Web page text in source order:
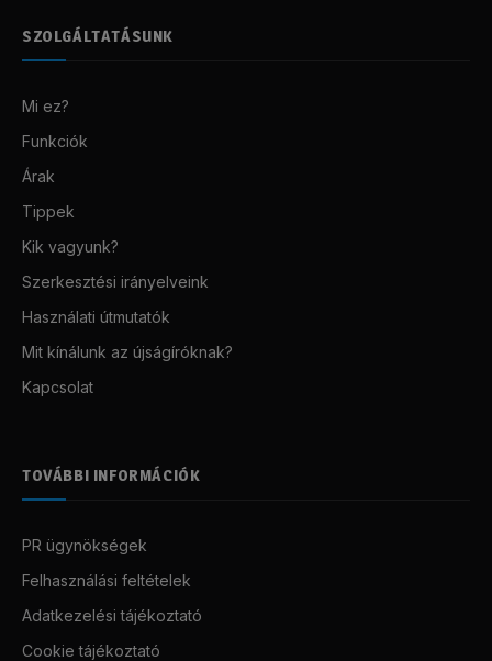
SZOLGÁLTATÁSUNK
Mi ez?
Funkciók
Árak
Tippek
Kik vagyunk?
Szerkesztési irányelveink
Használati útmutatók
Mit kínálunk az újságíróknak?
Kapcsolat
TOVÁBBI INFORMÁCIÓK
PR ügynökségek
Felhasználási feltételek
Adatkezelési tájékoztató
Cookie tájékoztató